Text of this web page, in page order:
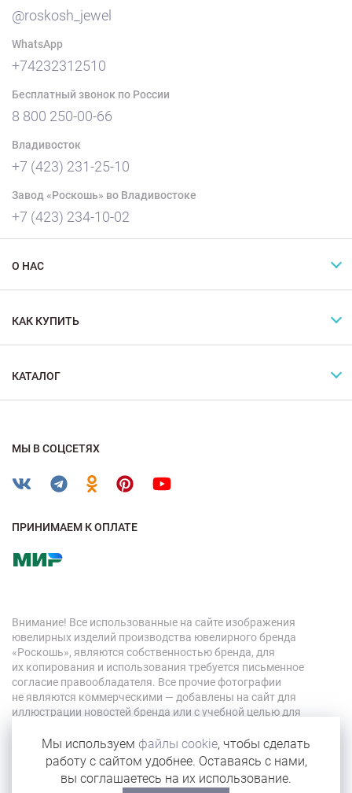
@roskosh_jewel
WhatsApp
+74232312510
Бесплатный звонок по России
8 800 250-00-66
Владивосток
+7 (423) 231-25-10
Завод «Роскошь» во Владивостоке
+7 (423) 234-10-02
О НАС
КАК КУПИТЬ
КАТАЛОГ
МЫ В СОЦСЕТЯХ
ПРИНИМАЕМ К ОПЛАТЕ
Внимание! Все использованные на сайте изображения
ювелирных изделий производства ювелирного бренда
«Роскошь», являются собственностью бренда, для
их копирования и использования требуется письменное
согласие правообладателя. Все прочие фотографии
не являются коммерческими — добавлены на сайт для
иллюстрации новостей бренда или с учебной целью для
© 2026 «Роскошь»
Мы используем файлы cookie, чтобы сделать
работу с сайтом удобнее. Оставаясь с нами,
вы соглашаетесь на их использование.